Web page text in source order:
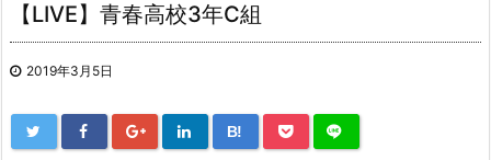
【LIVE】青春高校3年C組
2019年3月5日
B!